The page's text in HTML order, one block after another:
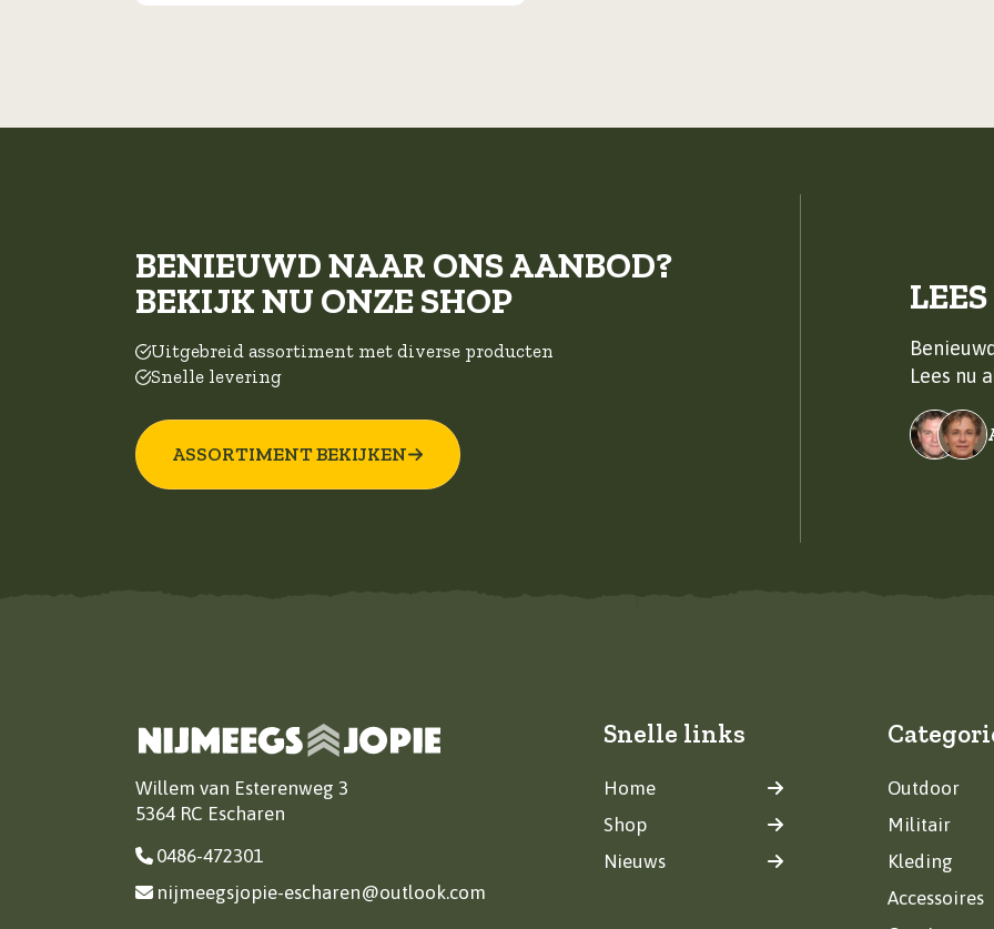
BENIEUWD NAAR ONS AANBOD?
BEKIJK NU ONZE SHOP
Uitgebreid assortiment met diverse producten
Snelle levering
ASSORTIMENT BEKIJKEN
Lees nu
Willem van Esterenweg 3
5364 RC Escharen
0486-472301
nijmeegsjopie-escharen@outlook.com
Snelle links
Home
Shop
Nieuws
Outdoor
Militair
Kleding
Accessoires